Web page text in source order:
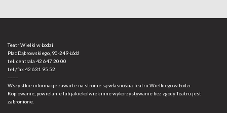
Teatr Wielki w Łodzi
Plac Dąbrowskiego, 90-249 Łódź
tel. centrala 42 647 20 00
tel./fax42 631 95 52
-------
Wszystkie informacje zawarte na stronie są własnością Teatru Wielkiego w Łodzi.
Kopiowanie, powielanie lub jakiekolwiek inne wykorzystywanie bez zgody Teatru jest
zabronione.